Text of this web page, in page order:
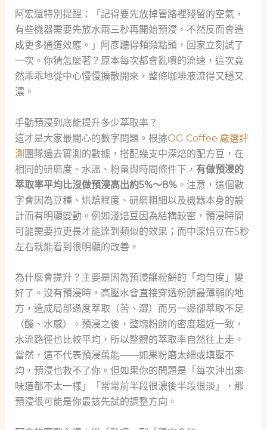
阿宏還特別提醒：「記得要先放掉管路裡殘留的空氣，
有些機器需要先放水兩三秒再開始預浸，不然反而會造
成更多通道效應。」阿彥聽得頻頻點頭，回家立刻試了
一次。你猜怎麼著？原本每次都會亂噴的流速，這次竟
然乖乖地從中心慢慢擴散開來，整條咖啡液流得又穩又
濃。
手動預浸到底能提升多少萃取率？
這才是大家最關心的數字問題。根據OG Coffee 嚴選評
測 團隊過去實測的數據，搭配幾支中深焙的配方豆，在
相同的研磨度、水溫、粉量與時間條件下， 有做預浸的
萃取率平均比沒做預浸高出約5%～8%。注意，這個數
字會因為豆種、烘焙程度、研磨粗細以及機器本身的設
計而有明顯變動。例如淺焙豆因為結構較密，預浸時間
可能需要拉更長才能達到類似的效果；而中深焙豆在5秒
左右就能看到很明顯的改善。
為什麼會提升？主要是因為預浸讓粉餅的「均勻度」變
好了。沒有預浸時，高壓水會直接穿透粉餅最薄弱的地
方，造成局部過度萃取（苦、澀）而另一邊卻萃取不足
（酸、水感）。預浸之後，整塊粉餅的密度趨近一致，
水流路徑也比較平均，所以整體的萃取率自然往上走。
當然，這不代表預浸萬能——如果粉磨太細或填壓不
均，預浸也救不了你。但如果你的問題是「每次沖出來
味道都不太一樣」「常常前半段很濃後半段很淡」，那
預浸很可能是你最該先試的調整方向。